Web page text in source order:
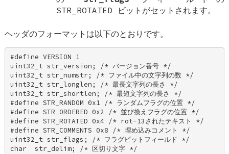
STR_ROTATED ビットがセットされます。
ヘッダのフォーマットは以下のとおりです。
#define VERSION 1
uint32_t str_version; /* バージョン番号 */
uint32_t str_numstr; /* ファイル中の文字列の数 */
uint32_t str_longlen; /* 最長文字列の長さ */
uint32_t str_shortlen; /* 最短文字列の長さ */
#define STR_RANDOM 0x1 /* ランダムフラグの位置 */
#define STR_ORDERED 0x2 /* 並び換えフラグの位置 */
#define STR_ROTATED 0x4 /* rot-13されたテキスト */
#define STR_COMMENTS 0x8 /* 埋め込みコメント */
uint32_t str_flags; /* フラグビットフィールド */
char  str_delim; /* 区切り文字 */